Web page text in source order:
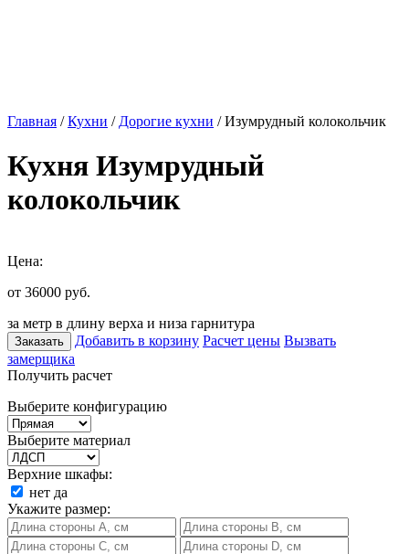
Главная /Кухни / Дорогие кухни / Изумрудный колокольчик
Кухня Изумрудный
колокольчик
Цена:
от 36000 руб.
за метр в длину верха и низа гарнитура
Заказать Добавить в корзину Расчет цены Вызвать
замерщика
Получить расчет
Выберите конфигурацию
Выберите материал
Верхние шкафы:
нет да
Укажите размер: